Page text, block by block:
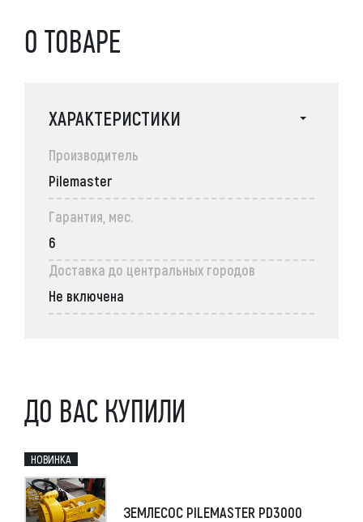
О ТОВАРЕ
ХАРАКТЕРИСТИКИ
Производитель
Pilemaster
Гарантия, мес.
6
Доставка до центральных городов
Не включена
ДО ВАС КУПИЛИ
НОВИНКА
ЗЕМЛЕСОС PILEMASTER PD3000